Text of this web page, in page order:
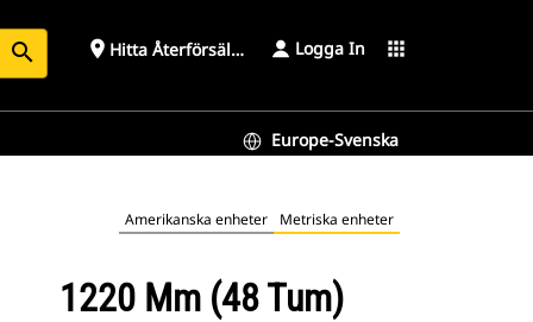
search place Hitta Återförsäljare Logga In apps
Europe-Svenska
Amerikanska enheter Metriska enheter
1220 Mm (48 Tum)